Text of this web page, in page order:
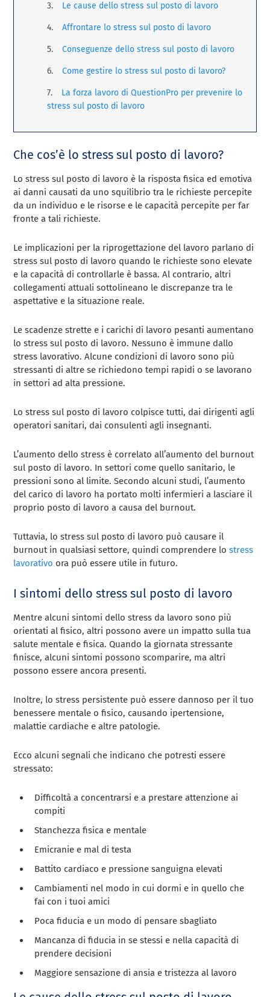
Le cause dello stress sul posto di lavoro
Affrontare lo stress sul posto di lavoro
Conseguenze dello stress sul posto di lavoro
Come gestire lo stress sul posto di lavoro?
La forza lavoro di QuestionPro per prevenire lo
stress sul posto di lavoro
Che cos’è lo stress sul posto di lavoro?
Lo stress sul posto di lavoro è la risposta fisica ed emotiva
ai danni causati da uno squilibrio tra le richieste percepite
da un individuo e le risorse e le capacità percepite per far
fronte a tali richieste.
Le implicazioni per la riprogettazione del lavoro parlano di
stress sul posto di lavoro quando le richieste sono elevate
e la capacità di controllarle è bassa. Al contrario, altri
collegamenti attuali sottolineano le discrepanze tra le
aspettative e la situazione reale.
Le scadenze strette e i carichi di lavoro pesanti aumentano
lo stress sul posto di lavoro. Nessuno è immune dallo
stress lavorativo. Alcune condizioni di lavoro sono più
stressanti di altre se richiedono tempi rapidi o se lavorano
in settori ad alta pressione.
Lo stress sul posto di lavoro colpisce tutti, dai dirigenti agli
operatori sanitari, dai consulenti agli insegnanti.
L’aumento dello stress è correlato all’aumento del burnout
sul posto di lavoro. In settori come quello sanitario, le
pressioni sono al limite. Secondo alcuni studi, l’aumento
del carico di lavoro ha portato molti infermieri a lasciare il
proprio posto di lavoro a causa del burnout.
Tuttavia, lo stress sul posto di lavoro può causare il
burnout in qualsiasi settore, quindi comprendere lostress
lavorativo ora può essere utile in futuro.
I sintomi dello stress sul posto di lavoro
Mentre alcuni sintomi dello stress da lavoro sono più
orientati al fisico, altri possono avere un impatto sulla tua
salute mentale e fisica. Quando la giornata stressante
finisce, alcuni sintomi possono scomparire, ma altri
possono essere ancora presenti.
Inoltre, lo stress persistente può essere dannoso per il tuo
benessere mentale o fisico, causando ipertensione,
malattie cardiache e altre patologie.
Ecco alcuni segnali che indicano che potresti essere
stressato:
Difficoltà a concentrarsi e a prestare attenzione ai
compiti
Stanchezza fisica e mentale
Emicranie e mal di testa
Battito cardiaco e pressione sanguigna elevati
Cambiamenti nel modo in cui dormi e in quello che
fai con i tuoi amici
Poca fiducia e un modo di pensare sbagliato
Mancanza di fiducia in se stessi e nella capacità di
prendere decisioni
Maggiore sensazione di ansia e tristezza al lavoro